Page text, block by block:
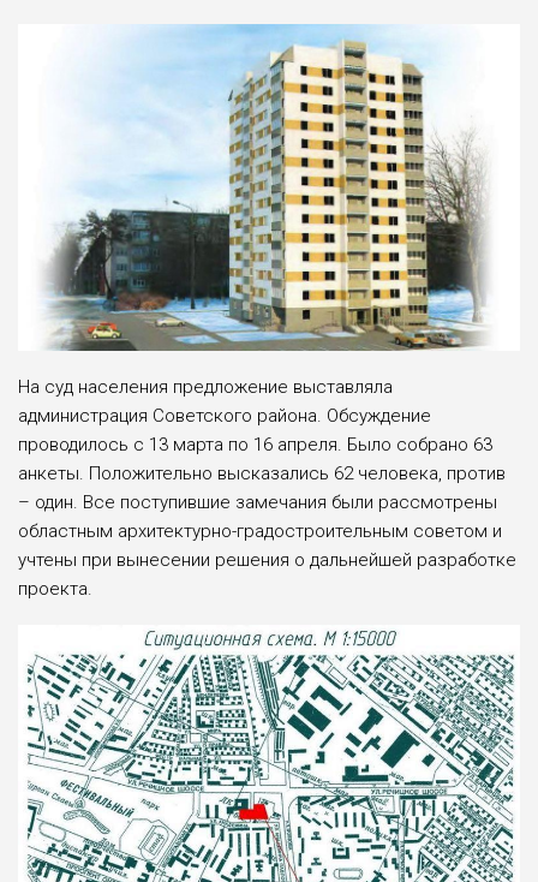
На суд населения предложение выставляла
администрация Советского района. Обсуждение
проводилось с 13 марта по 16 апреля. Было собрано 63
анкеты. Положительно высказались 62 человека, против
– один. Все поступившие замечания были рассмотрены
областным архитектурно-градостроительным советом и
учтены при вынесении решения о дальнейшей разработке
проекта.